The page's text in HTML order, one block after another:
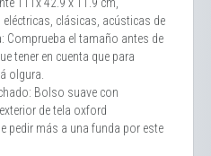
clásicas, acústicas de
Comprueba el tamaño antes de
tener en cuenta que para
olgura.
Bolso suave con
de tela oxford
pedir más a una funda por este